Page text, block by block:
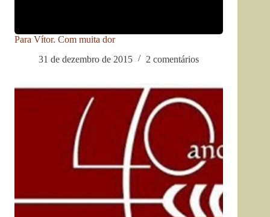
Para Vítor. Com muita dor
31 de dezembro de 2015
2 comentários